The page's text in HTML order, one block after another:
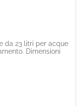
da 23 litri per acque
Dimensioni